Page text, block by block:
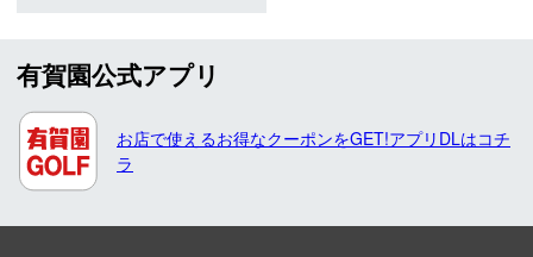
有賀園公式アプリ
お店で使えるお得なクーポンをGET!アプリDLはコチ
ラ